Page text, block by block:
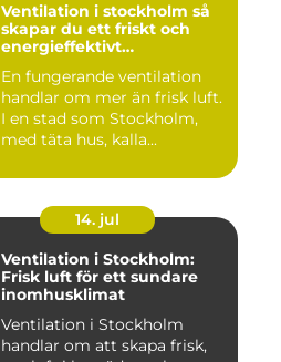
Ventilation i stockholm så
skapar du ett friskt och
energieffektivt
En fungerande ventilation
handlar om mer än frisk luft.
I en stad som Stockholm,
med täta hus, kalla...
14. jul
Ventilation i Stockholm:
Frisk luft för ett sundare
inomhusklimat
Ventilation i Stockholm
handlar om att skapa frisk,